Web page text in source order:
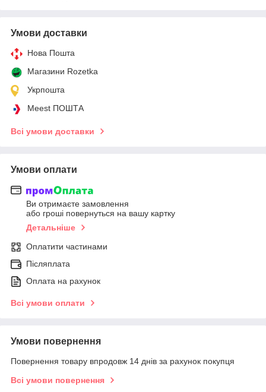
Умови доставки
Нова Пошта
Магазини Rozetka
Укрпошта
Meest ПОШТА
Всі умови доставки
Умови оплати
Ви отримаєте замовлення
або гроші повернуться на вашу картку
Детальніше
Оплатити частинами
Післяплата
Оплата на рахунок
Всі умови оплати
Умови повернення
Повернення товару впродовж 14 днів за рахунок покупця
Всі умови повернення